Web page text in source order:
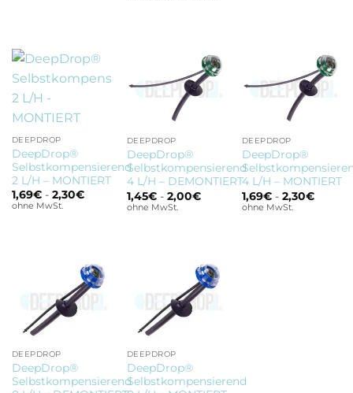
DEEPDROP
DeepDrop®
Selbstkompensierend
2 L/H – MONTIERT
1,69€- 2,30€
ohne MwSt.
DEEPDROP
DeepDrop®
Selbstkompensierend
4 L/H – DEMONTIERT
1,45€- 2,00€
ohne MwSt.
DEEPDROP
DeepDrop®
4 L/H – MONTIERT
1,69€- 2,30€
ohne MwSt.
DEEPDROP
DeepDrop®
Selbstkompensierend
DEEPDROP
DeepDrop®
Selbstkompensierend